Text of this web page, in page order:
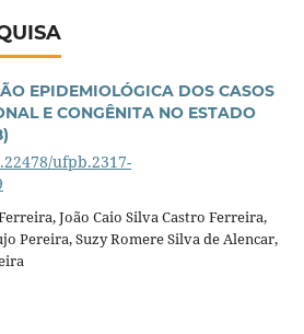
EPIDEMIOLÓGICA DOS CASOS
E CONGÊNITA NO ESTADO
ufpb.2317-
João Caio Silva Castro Ferreira,
Pereira, Suzy Romere Silva de Alencar,